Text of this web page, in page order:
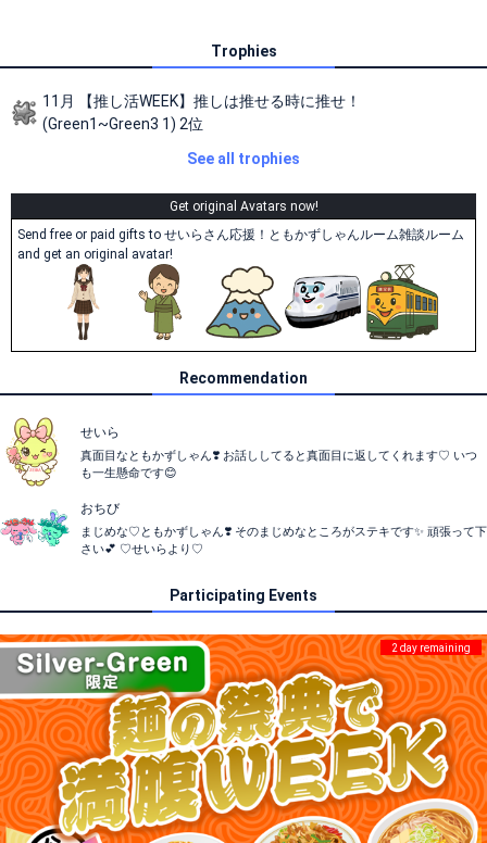
Trophies
11月 【推し活WEEK】推しは推せる時に推せ！
(Green1~Green3 1) 2位
See all trophies
Get original Avatars now!
Send free or paid gifts to せいらさん応援！ともかずしゃんルーム雑談ルーム
and get an original avatar!
Recommendation
せいら
真面目なともかずしゃん❣️ お話ししてると真面目に返してくれます♡ いつ
も一生懸命です😊
おちび
まじめな♡ともかずしゃん❣️ そのまじめなところがステキです✨ 頑張って下
さい💕 ♡せいらより♡
Participating Events
2 day remaining